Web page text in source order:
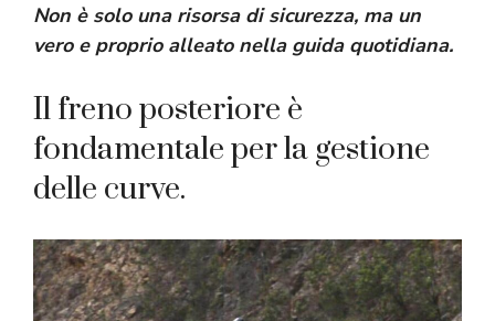
Non è solo una risorsa di sicurezza, ma un
vero e proprio alleato nella guida quotidiana.
Il freno posteriore è
fondamentale per la gestione
delle curve.